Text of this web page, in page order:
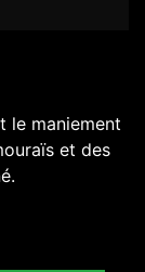
le maniement
et des